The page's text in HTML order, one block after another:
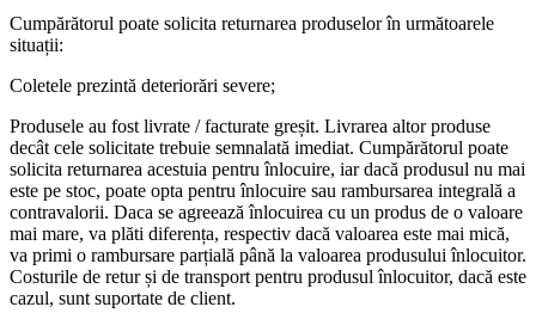
Cumpărătorul poate solicita returnarea produselor în următoarele
situații:
Coletele prezintă deteriorări severe;
Produsele au fost livrate / facturate greșit. Livrarea altor produse
decât cele solicitate trebuie semnalată imediat. Cumpărătorul poate
solicita returnarea acestuia pentru înlocuire, iar dacă produsul nu mai
este pe stoc, poate opta pentru înlocuire sau rambursarea integrală a
contravalorii. Daca se agreează înlocuirea cu un produs de o valoare
mai mare, va plăti diferența, respectiv dacă valoarea este mai mică,
va primi o rambursare parțială până la valoarea produsului înlocuitor.
Costurile de retur și de transport pentru produsul înlocuitor, dacă este
cazul, sunt suportate de client.